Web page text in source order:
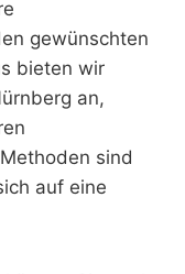
gewünschten
bieten wir
an,
sind
auf eine